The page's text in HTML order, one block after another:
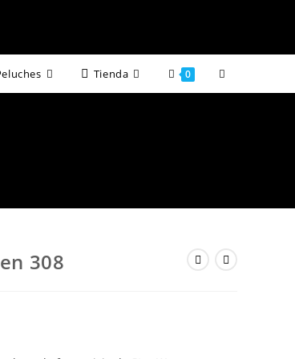
Tienda 0 Alternar
308